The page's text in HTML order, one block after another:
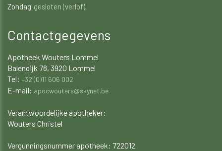
Zondag gesloten (verlof)
Contactgegevens
Apotheek Wouters Lommel
Balendijk 78, 3920 Lommel
Tel: +32 (0)11 606 002
E-mail: apocwouters@skynet.be
Verantwoordelijke apotheker:
Wouters Christel
​​​​​​Vergunningsnummer apotheek: 722012